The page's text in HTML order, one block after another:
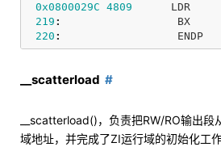
0x0800029C 4809 LDR
219 : BX
220 : ENDP
__scatterload
__scatterload()，负责把RW/RO输出
域地址，并完成了ZI运行域的初始化工作